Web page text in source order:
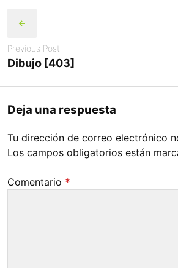
navigation
Previous Post
Dibujo [403]
Deja una respuesta
Tu dirección de correo electrónico
Los campos obligatorios están
Comentario *